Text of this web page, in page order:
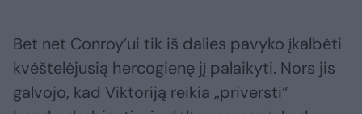
Bet net Conroy’ui tik iš dalies pavyko įkalbėti
kvėštelėjusią hercogienę jį palaikyti. Nors jis
galvojo, kad Viktoriją reikia „priversti“